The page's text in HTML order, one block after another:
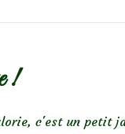
!
c'est un petit